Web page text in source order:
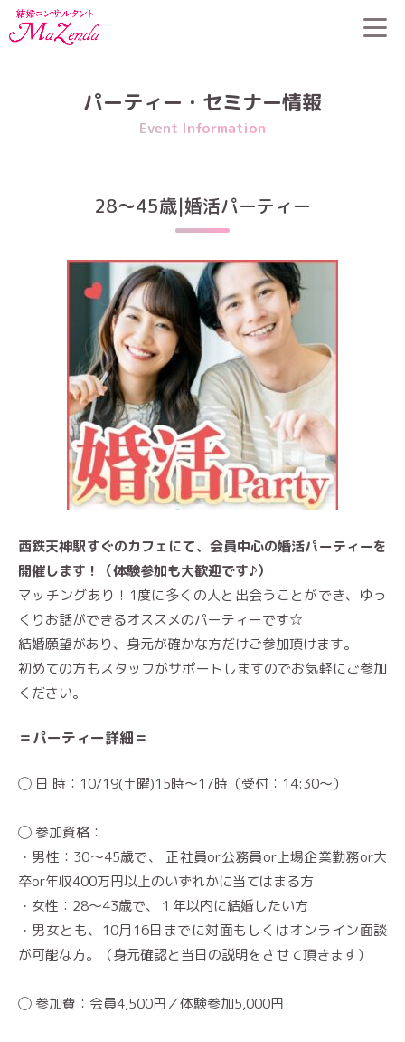
パーティー・セミナー情報
Event Information
28〜45歳|婚活パーティー
西鉄天神駅すぐのカフェにて、会員中心の婚活パーティーを
開催します！（体験参加も大歓迎です♪）
マッチングあり！1度に多くの人と出会うことができ、ゆっ
くりお話ができるオススメのパーティーです☆
結婚願望があり、身元が確かな方だけご参加頂けます。
初めての方もスタッフがサポートしますのでお気軽にご参加
ください。
＝パーティー詳細＝
◯ 日 時：10/19(土曜)15時〜17時（受付：14:30〜）
◯ 参加資格：
・男性：30〜45歳で、 正社員or公務員or上場企業勤務or大
卒or年収400万円以上のいずれかに当てはまる方
・女性：28〜43歳で、１年以内に結婚したい方
・男女とも、10月16日までに対面もしくはオンライン面談
が可能な方。（身元確認と当日の説明をさせて頂きます）
◯ 参加費：会員4,500円／体験参加5,000円